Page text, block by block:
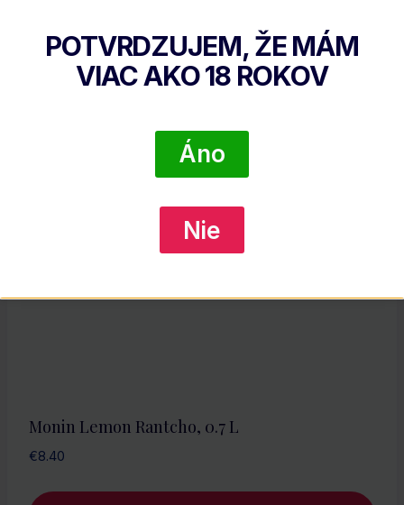
Monin Chai Tea, 0.7 L
DETAIL PRODUKTU
Monin Lemon Rantcho, 0.7 L
€8.40
POTVRDZUJEM, ŽE MÁM
VIAC AKO18 ROKOV
Áno
Nie